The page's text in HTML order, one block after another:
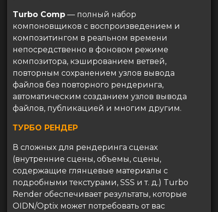
Turbo Comp — полный набор
компоновщиков с воспроизведением и
композитингом в реальном времени
непосредственно в фоновом режиме
композитора, кэшированием ветвей,
повторным сохранением узлов вывода
файлов без повторного рендеринга,
автоматическим созданием узлов вывода
файлов, публикацией и многим другим.
ТУРБО РЕНДЕР
В сложных для рендеринга сценах
(внутренние сцены, объемы, сцены,
содержащие глянцевые материалы с
подробными текстурами, SSS и т. д.) Turbo
Render обеспечивает результаты, которые
OIDN/Optix может потребовать от вас